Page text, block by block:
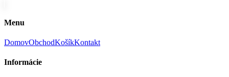
Menu
DomovObchodKošíkKontakt
Informácie